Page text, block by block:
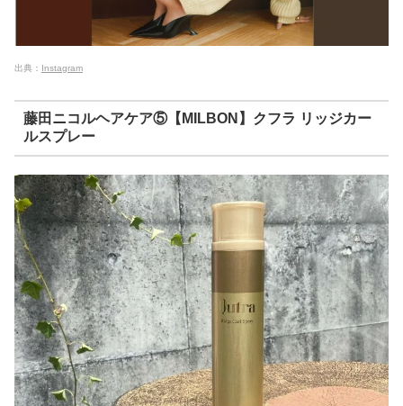
出典： Instagram
藤田ニコルヘアケア⑤【MILBON】クフラ リッジカー
ルスプレー